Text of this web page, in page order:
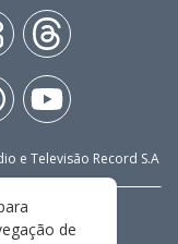
e Televisão Record S.A
de